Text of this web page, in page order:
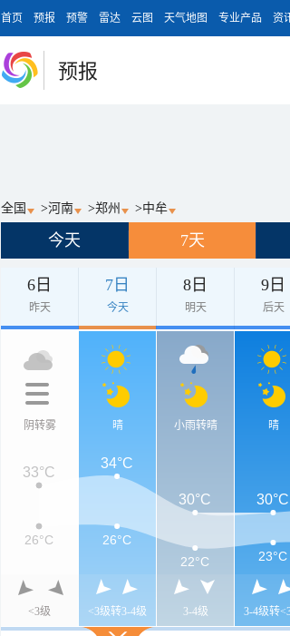
首页 预报 预警 雷达 云图 天气地图 专业产品 资
预报
全国 >河南 >郑州 >中牟
今天 7天
6日
昨天
7日
今天
8日
明天
9日
后天
阴转雾
<3级
晴
<3级转3-4级
小雨转晴
3-4级
晴
3-4级转
33°C
34°C
30°C 30°C
26°C
26°C
22°C
23°C